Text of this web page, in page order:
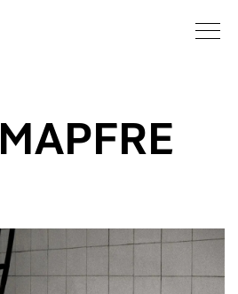
Galéria
Esszé
Blog
MAPFRE